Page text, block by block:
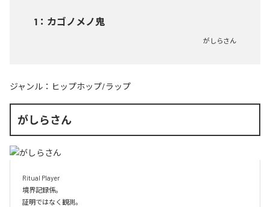
1 ： カゴノメノ鬼
がしらさん
ジャンル： ヒップホップ/ラップ
がしらさん
Ritual Player
境界記録係。
証明ではなく観測。